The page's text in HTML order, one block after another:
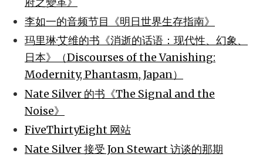
李如一的音频节目《明日世界生存指南》
玛里琳·艾维的书《消逝的话语：现代性、幻象、
日本》（Discourses of the Vanishing:
Modernity, Phantasm, Japan）
Nate Silver 的书《The Signal and the
Noise》
FiveThirtyEight 网站
Nate Silver 接受 Jon Stewart 访谈的那期